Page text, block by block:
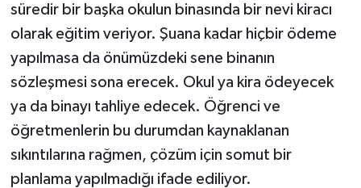
süredir bir başka okulun binasında bir nevi kiracı
olarak eğitim veriyor. Şuana kadar hiçbir ödeme
yapılmasa da önümüzdeki sene binanın
sözleşmesi sona erecek. Okul ya kira ödeyecek
ya da binayı tahliye edecek. Öğrenci ve
öğretmenlerin bu durumdan kaynaklanan
sıkıntılarına rağmen, çözüm için somut bir
planlama yapılmadığı ifade ediliyor.